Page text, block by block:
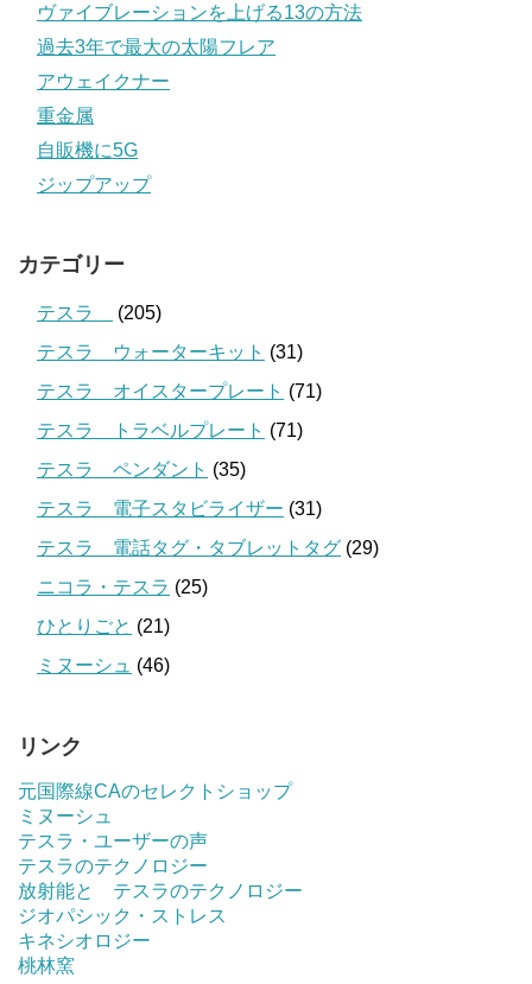
ヴァイブレーションを上げる13の方法
過去3年で最大の太陽フレア
アウェイクナー
重金属
自販機に5G
ジップアップ
カテゴリー
テスラ
(205)
テスラ ウォーターキット (31)
テスラ オイスタープレート (71)
テスラ トラベルプレート (71)
テスラ ペンダント (35)
テスラ 電子スタビライザー (31)
テスラ 電話タグ・タブレットタグ (29)
ニコラ・テスラ (25)
ひとりごと (21)
ミヌーシュ (46)
リンク
元国際線CAのセレクトショップ
ミヌーシュ
テスラ・ユーザーの声
テスラのテクノロジー
放射能と テスラのテクノロジー
ジオパシック・ストレス
キネシオロジー
桃林窯